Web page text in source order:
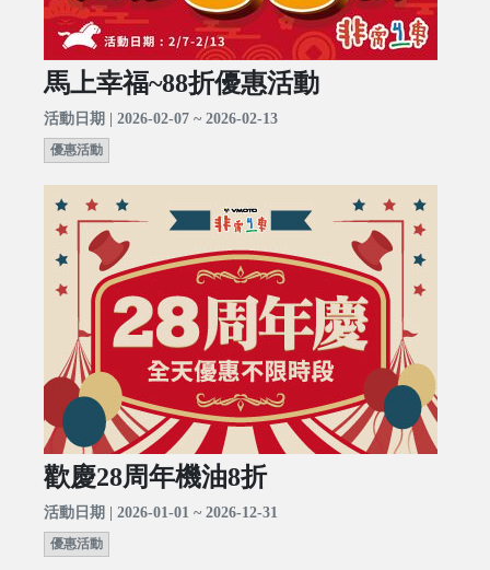
馬上幸福~88折優惠活動
活動日期 | 2026-02-07 ~ 2026-02-13
優惠活動
歡慶28周年機油8折
活動日期 | 2026-01-01 ~ 2026-12-31
優惠活動